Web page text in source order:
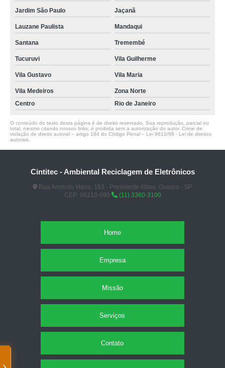
Jardim São Paulo Jaçanã
Lauzane Paulista Mandaqui
Santana Tremembé
Tucuruvi Vila Guilherme
Vila Gustavo Vila Maria
Vila Medeiros
Zona Norte
Centro
Rio de Janeiro
O conteúdo do texto desta página é de direito reservado. Sua reprodução, parcial ou
total, mesmo citando nossos links, é proibida sem a autorização do autor. Crime de
violação de direito autoral – artigo 184 do Código Penal – Lei 9610/98 - Lei de direitos
autorais
Cintitec - Ambiental Reciclagem de Eletrônicos
Rua Armindo Hane, 153 - Presidente Altino, Osasco - SP
CEP: 06210-090
(11) 3360-3100
Home
Empresa
Missão
Serviços
Contato